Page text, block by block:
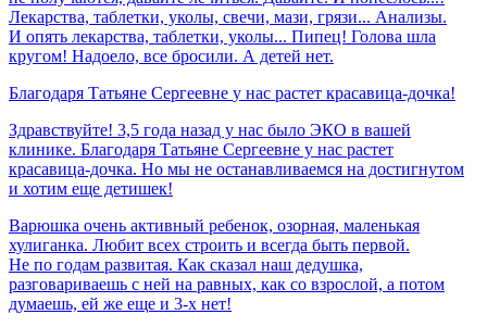
Лекарства, таблетки, уколы, свечи, мази, грязи... Анализы.
И опять лекарства, таблетки, уколы... Пипец! Голова шла
кругом! Надоело, все бросили. А детей нет.
Благодаря Татьяне Сергеевне у нас растет красавица-дочка!
Здравствуйте! 3,5 года назад у нас было ЭКО в вашей
клинике. Благодаря Татьяне Сергеевне у нас растет
красавица-дочка. Но мы не останавливаемся на достигнутом
и хотим еще детишек!
Варюшка очень активный ребенок, озорная, маленькая
хулиганка. Любит всех строить и всегда быть первой.
Не по годам развитая. Как сказал наш дедушка,
разговариваешь с ней на равных, как со взрослой, а потом
думаешь, ей же еще и 3-х нет!